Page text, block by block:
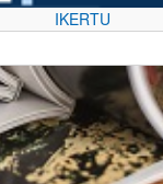
IKERTU